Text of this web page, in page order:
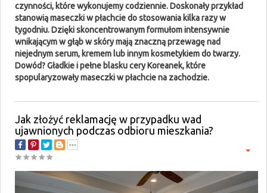
czynności, które wykonujemy codziennie. Doskonały przykład
stanowią maseczki w płachcie do stosowania kilka razy w
tygodniu. Dzięki skoncentrowanym formułom intensywnie
wnikającym w głąb w skóry mają znaczną przewagę nad
niejednym serum, kremem lub innym kosmetykiem do twarzy.
Dowód? Gładkie i pełne blasku cery Koreanek, które
spopularyzowały maseczki w płachcie na zachodzie.
Jak złożyć reklamację w przypadku wad
ujawnionych podczas odbioru mieszkania?